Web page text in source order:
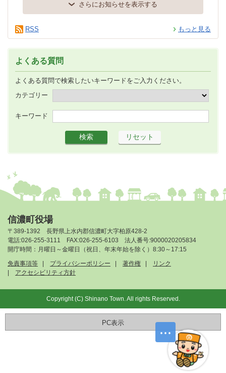
さらにお知らせを表示する
もっと見る
RSS
よくある質問
よくある質問で検索したいキーワードをご入力ください。
カテゴリー
キーワード
信濃町役場
〒389-1392 長野県上水内郡信濃町大字柏原428-2
電話:026-255-3111 FAX:026-255-6103 法人番号:9000020205834
開庁時間：月曜日～金曜日（祝日、年末年始を除く）8:30～17:15
免責事項等
プライバシーポリシー 著作権
リンク
アクセシビリティ方針
Copyright (C) Shinano Town. All rights Reserved.
PC表示